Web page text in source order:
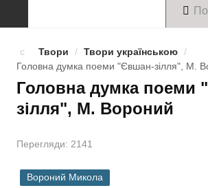
Твори англійською
Твори / Твори українською /
Головна думка поеми "Євшан-зілля", М.
Головна думка поеми
зілля", М. Вороний
Перегляди: 2141
Вороний Микола